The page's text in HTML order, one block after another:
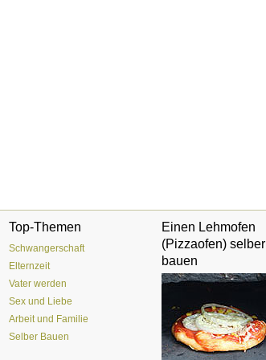
Top-Themen
Schwangerschaft
Elternzeit
Vater werden
Sex und Liebe
Arbeit und Familie
Selber Bauen
Einen Lehmofen
(Pizzaofen) selber
bauen